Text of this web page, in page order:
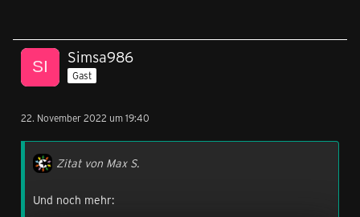
Simsa986
Gast
22. November 2022 um 19:40
Zitat von Max S.
Und noch mehr: